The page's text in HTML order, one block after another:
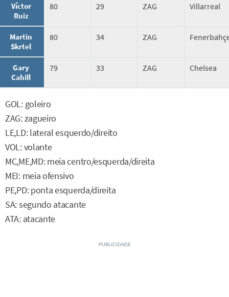
Víctor
Ruiz
80 29 ZAG Villarreal
Martin
Skrtel
80 34 ZAG
Gary
Cahill
79 33 ZAG Chelsea
GOL: goleiro
ZAG: zagueiro
LE,LD: lateral esquerdo/direito
VOL: volante
MC,ME,MD: meia centro/esquerda/direita
MEI: meia ofensivo
PE,PD: ponta esquerda/direita
SA: segundo atacante
ATA: atacante